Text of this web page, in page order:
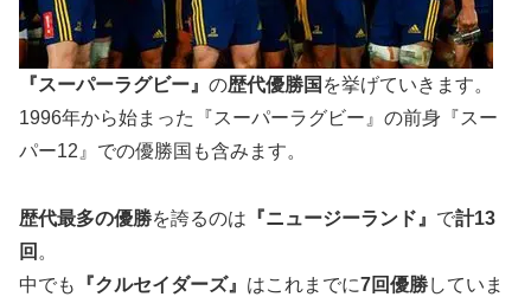
『スーパーラグビー』 の歴代優勝国 を挙げていきます。
1996年から始まった『スーパーラグビー』の前身『スー
パー12』での優勝国も含みます。
歴代最多の優勝を誇るのは 『ニュージーランド』 で計13
回 。
中でも
『クルセイダーズ』 はこれまでに7回優勝していま